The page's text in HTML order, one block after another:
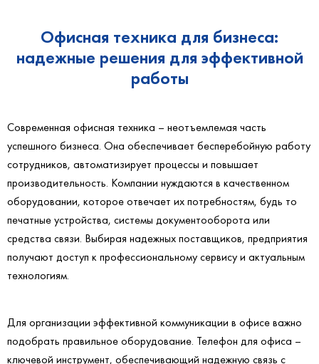
Офисная техника для бизнеса:
надежные решения для эффективной
работы
Современная офисная техника – неотъемлемая часть
успешного бизнеса. Она обеспечивает бесперебойную работу
сотрудников, автоматизирует процессы и повышает
производительность. Компании нуждаются в качественном
оборудовании, которое отвечает их потребностям, будь то
печатные устройства, системы документооборота или
средства связи. Выбирая надежных поставщиков, предприятия
получают доступ к профессиональному сервису и актуальным
технологиям.
Для организации эффективной коммуникации в офисе важно
подобрать правильное оборудование. Телефон для офиса –
ключевой инструмент, обеспечивающий надежную связь с